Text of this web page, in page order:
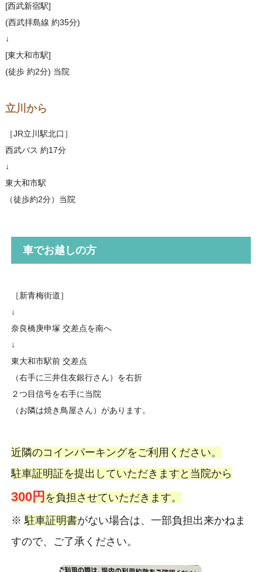
[西武新宿駅]
(西武拝島線 約35分)
↓
[東大和市駅]
(徒歩 約2分) 当院
立川から
［JR立川駅北口］
西武バス 約17分
↓
東大和市駅
（徒歩約2分）当院
車でお越しの方
［新青梅街道］
↓
奈良橋庚申塚 交差点を南へ
↓
東大和市駅前 交差点
（右手に三井住友銀行さん）を右折
２つ目信号を右手に当院
（お隣は焼き鳥屋さん）があります。
近隣のコインパーキングをご利用ください。
駐車証明証を提出していただきますと当院から
300円を負担させていただきます。
※ 駐車証明書がない場合は、一部負担出来かねま
すので、ご了承ください。